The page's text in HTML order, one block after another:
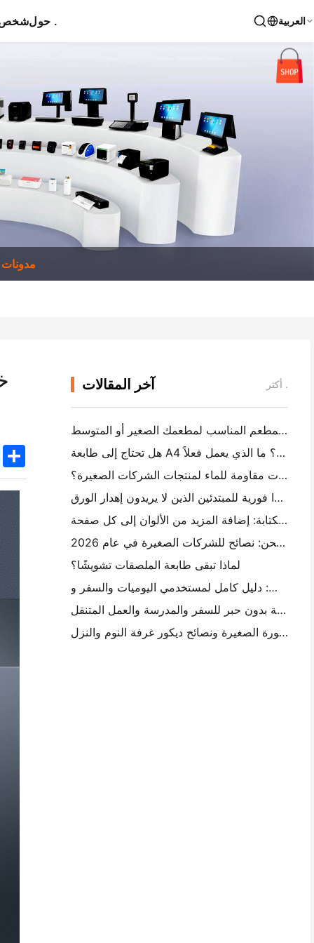
شخص حول . العربية
مدونات
TwitterShare
آخر المقالات أكثر .
كيفية اختيار برنامج المطعم المناسب لمطعمك الصغير أو المتوسط
هل تحتاج إلى طابعة A4 محمولة لفواتير المستودع؟ ما الذي يعمل فعلاً
هل يمكن لطابعات العلامات الحرارية جعل العلامات مقاومة للماء لمنتجات الشركات الصغيرة؟
أفضل كاميرا فورية للمبتدئين الذين لا يريدون إهدار الورق
أفضل صانع ملصقات الألوان للكتابة والكتابة: إضافة المزيد من الألوان إلى كل صفحة
الكتابة اليدوية مقابل طباعة علامات الشحن: نصائح للشركات الصغيرة في عام 2026
لماذا تبقى طابعة الملصقات تشويشًا؟
كيفية اختيار طابعة صور جيب: دليل كامل لمستخدمي اليوميات والسفر و iPhone
أفضل طابعة محمولة بدون حبر للسفر والمدرسة والعمل المتنقل: Hanin MT620 Pro Review
أفكار تصميم جدار الصورة الصغيرة ونصائح ديكور غرفة النوم والنزل